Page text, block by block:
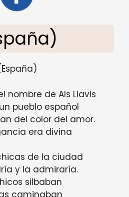
nombre de Als Llavis
pueblo español
del color del amor.
era divina
de la ciudad
y la admiraría.
silbaban